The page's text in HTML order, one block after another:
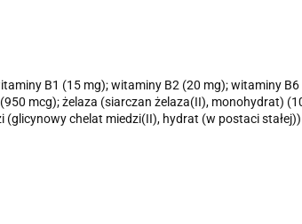
B1 (15 mg); witaminy B2 (20 mg); witaminy
mcg); żelaza (siarczan żelaza(II), monohydrat)
chelat miedzi(II), hydrat (w postaci